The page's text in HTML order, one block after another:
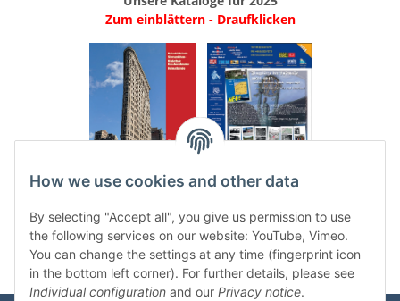
Zum einblättern - Draufklicken
. ..
Categories
How we use cookies and other data
By selecting "Accept all", you give us permission to use
the following services on our website: YouTube, Vimeo.
You can change the settings at any time (fingerprint icon
in the bottom left corner). For further details, please see
Individual configuration and our Privacy notice.